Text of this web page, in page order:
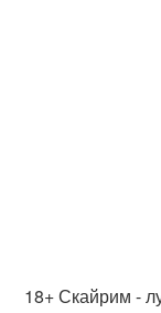
18+ Скайрим -